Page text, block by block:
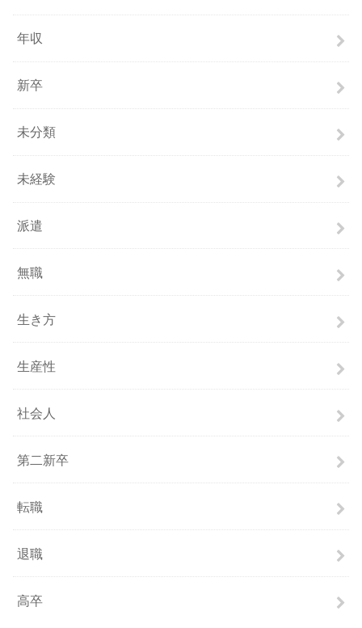
年収
新卒
未分類
未経験
派遣
無職
生き方
生産性
社会人
第二新卒
転職
退職
高卒